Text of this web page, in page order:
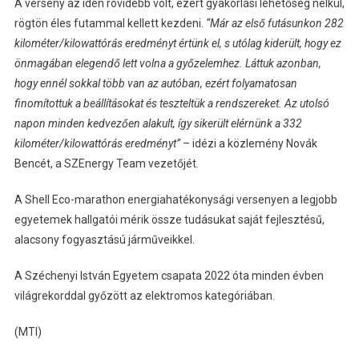
A verseny az idén rövidebb volt, ezért gyakorlási lehetőség nélkül,
rögtön éles futammal kellett kezdeni. “Már az első futásunkon 282
kilométer/kilowattórás eredményt értünk el, s utólag kiderült, hogy ez
önmagában elegendő lett volna a győzelemhez. Láttuk azonban,
hogy ennél sokkal több van az autóban, ezért folyamatosan
finomítottuk a beállításokat és teszteltük a rendszereket. Az utolsó
napon minden kedvezően alakult, így sikerült elérnünk a 332
kilométer/kilowattórás eredményt”– idézi a közlemény Novák
Bencét, a SZEnergy Team vezetőjét.
A Shell Eco-marathon energiahatékonysági versenyen a legjobb
egyetemek hallgatói mérik össze tudásukat saját fejlesztésű,
alacsony fogyasztású járműveikkel.
A Széchenyi István Egyetem csapata 2022 óta minden évben
világrekorddal győzött az elektromos kategóriában.
(MTI)